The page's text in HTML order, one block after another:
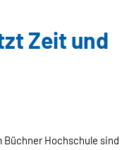
Zeit und
Büchner Hochschule sind